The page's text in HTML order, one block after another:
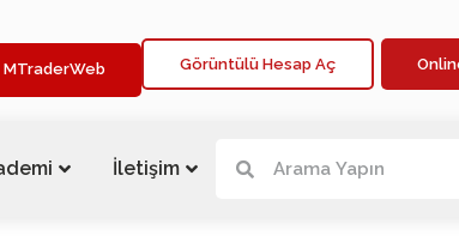
MTraderWeb Görüntülü Hesap Aç
İletişim